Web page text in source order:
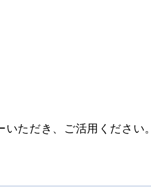
ただき、ご活用ください。